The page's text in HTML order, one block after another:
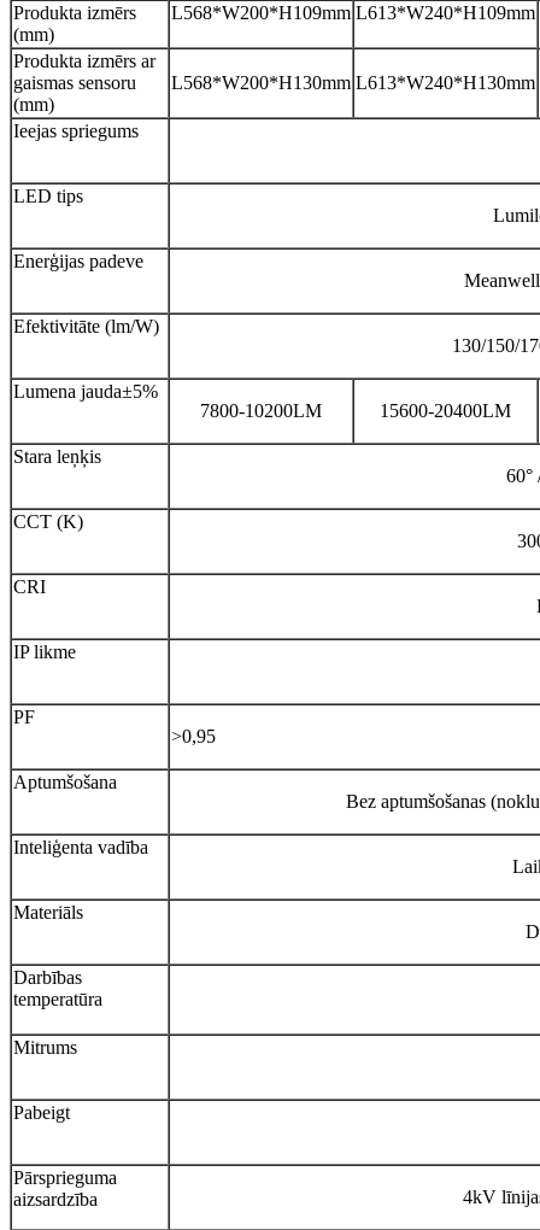
Produkta izmērs
(mm)
L568*W200*H109mm L613*W240*H109mm
Produkta izmērs ar
gaismas sensoru
(mm)
L568*W200*H130mm L613*W240*H130mm
Ieejas spriegums
LED tips
Enerģijas padeve
Efektivitāte (lm/W)
130/150/
Lumena jauda±5%
7800-10200LM
15600-20400LM
Stara leņķis
60°
CCT (K)
CRI
IP likme
PF
>0,95
Aptumšošana
Bez aptumšošanas
Inteliģenta vadība
Materiāls
Darbības
temperatūra
Mitrums
Pabeigt
Pārsprieguma
aizsardzība
4kV